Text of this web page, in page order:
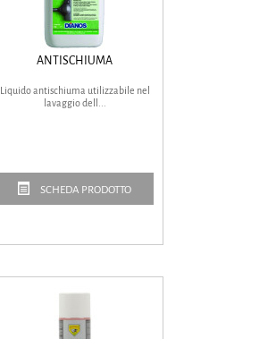
ANTISCHIUMA
Liquido antischiuma utilizzabile nel
lavaggio dell...
SCHEDA PRODOTTO